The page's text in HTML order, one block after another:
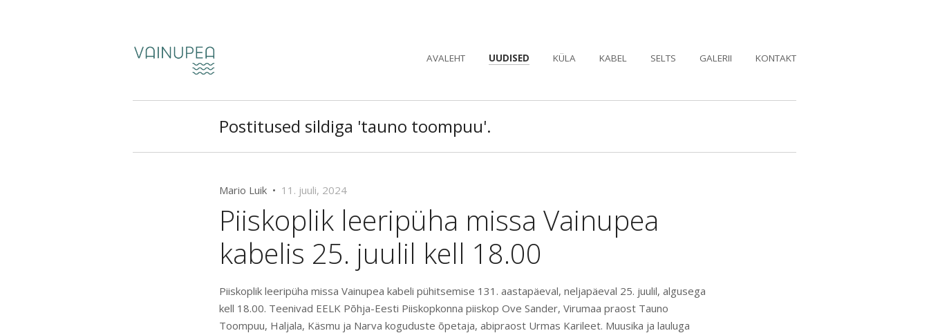
AVALEHT UUDISED KÜLA KABEL SELTS GALERII KONTAKT
Postitused sildiga 'tauno toompuu'.
Mario Luik • 11. juuli, 2024
Piiskoplik leeripüha missa Vainupea
kabelis 25. juulil kell 18.00
Piiskoplik leeripüha missa Vainupea kabeli pühitsemise 131. aastapäeval, neljapäeval 25. juulil, algusega
kell 18.00. Teenivad EELK Põhja-Eesti Piiskopkonna piiskop Ove Sander, Virumaa praost Tauno
Toompuu, Haljala, Käsmu ja Narva koguduste õpetaja, abipraost Urmas Karileet. Muusika ja lauluga